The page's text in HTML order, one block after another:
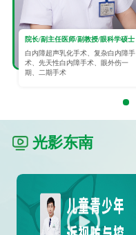
院长/副主任医师/副教授/眼科学硕士
白内障超声乳化手术、复杂白内障手
术、先天性白内障手术、眼外伤一
期、二期手术
光影东南